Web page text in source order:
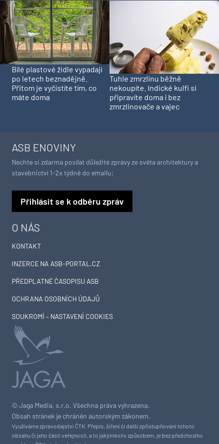
Bílé plastové židle vypadají
po letech beznadějně.
Přitom je vyčistíte tím, co
máte doma
Tuhle zmrzlinu běžně
nekoupíte. Indické kulfi si
připravíte doma i bez
zmrzlinovače a vajec
© Jaga Media, s.r.o. Všechna práva vyhrazena.
Obsah stránek je chráněn autorským zákonem.
Využíváme zpravodajství ČTK. Přepis, šíření či další zpřístupňování tohoto
obsahu či jeho části veřejnosti, a to jakýmkoliv způsobem, je bez předchozího
O NÁS
KONTAKT
INZERCE NA ASB-PORTAL.CZ
PŘEDPLATNÉ ČASOPISU ASB
OCHRANA OSOBNÍCH ÚDAJŮ
SOUKROMÍ – NASTAVENÍ COOKIES
ASB ENOVINY
Nechte si zdarma posílat důležité zprávy ze světa architektury a
stavebnictví 1-2x týdně do emailu:
Přihlásit se k odběru zpráv